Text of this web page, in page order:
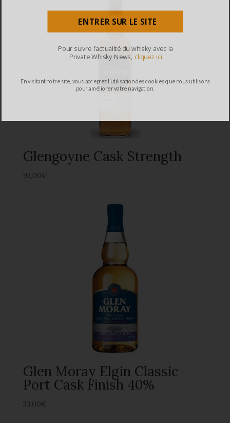
Glengoyne Cask Strength
93,00€
Glen Moray Elgin Classic
Port Cask Finish 40%
33,00€
ENTRER SUR LE SITE
En visitant notre site, vous acceptez l’utilisation des cookies que nous utilisons
pour améliorer votre navigation.
Pour suivre l’actualité du whisky avec la
Private Whisky News, cliquez ici